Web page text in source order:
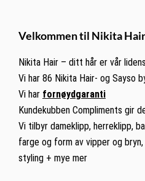
Footer
Velkommen til Nikita Hair
Nikita Hair – ditt hår er vår
Vi har 86 Nikita Hair- og Sayso
Vi har fornøydgaranti
Kundekubben Compliments gir
Vi tilbyr dameklipp, herreklipp,
farge og form av vipper og
styling + mye mer